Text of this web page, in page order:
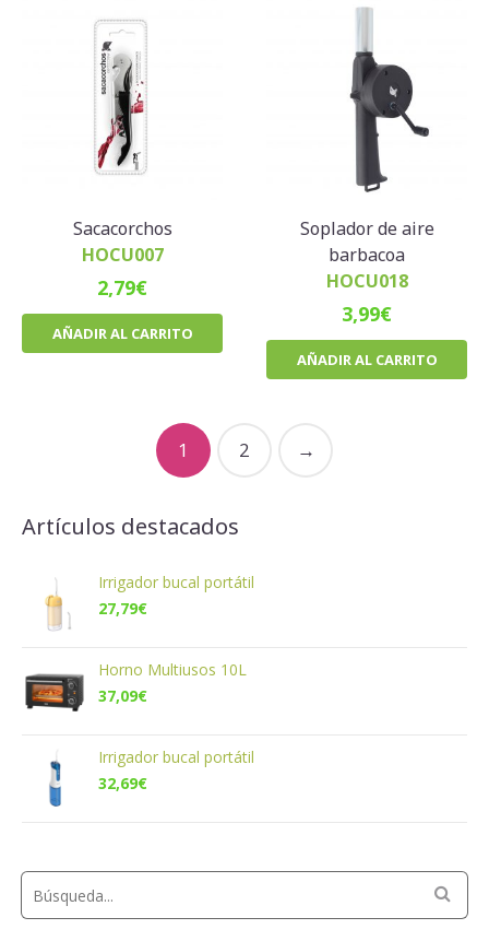
Sacacorchos
HOCU007
2,79€
AÑADIR AL CARRITO
Soplador de aire
barbacoa
HOCU018
3,99€
AÑADIR AL CARRITO
1 2 →
Artículos destacados
Irrigador bucal portátil
27,79€
Horno Multiusos 10L
37,09€
Irrigador bucal portátil
32,69€